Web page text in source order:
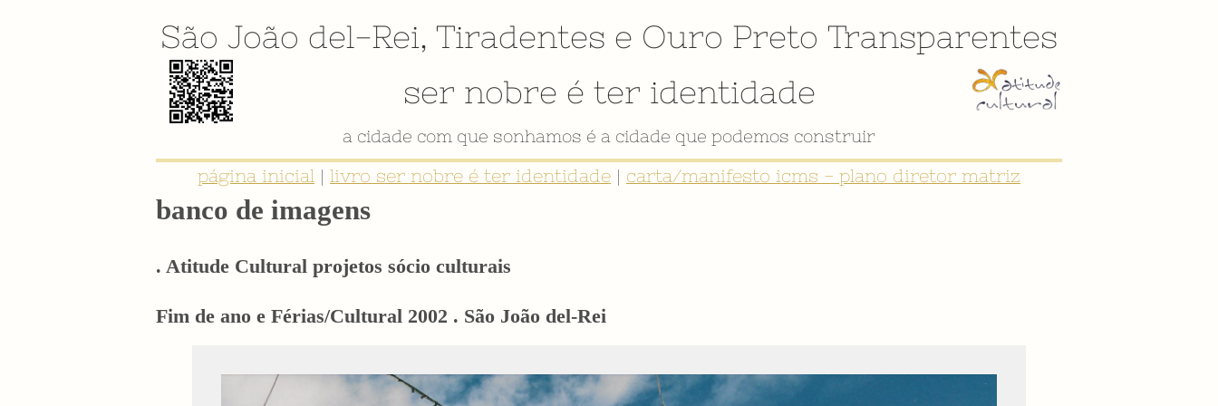
São João del-Rei, Tiradentes e Ouro Preto Transparentes
ser nobre é ter identidade
a cidade com que sonhamos é a cidade que podemos construir
página inicial | livro ser nobre é ter identidade | carta/manifesto icms - plano diretor matriz
banco de imagens
. Atitude Cultural projetos sócio culturais
Fim de ano e Férias/Cultural 2002 . São João del-Rei